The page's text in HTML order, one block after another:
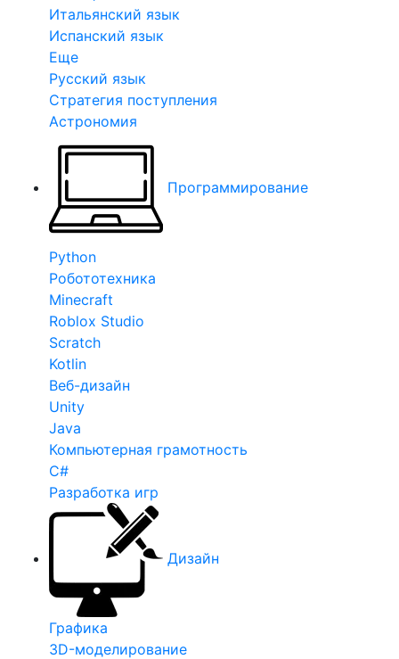
Итальянский язык
Испанский язык
Еще
Русский язык
Стратегия поступления
Астрономия
Программирование
Python
Робототехника
Minecraft
Roblox Studio
Scratch
Kotlin
Веб-дизайн
Unity
Java
Компьютерная грамотность
C#
Разработка игр
Дизайн
Графика
3D-моделирование